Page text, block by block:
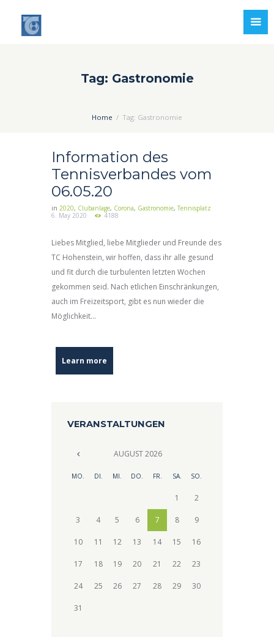
Tag: Gastronomie
Home Tag: Gastronomie
Information des
Tennisverbandes vom
06.05.20
in 2020, Clubanlage, Corona, Gastronomie, Tennisplatz
6. May 2020
4188
Liebes Mitglied, liebe Mitglieder und Freunde des
TC Hohenstein, wir hoffen, dass ihr alle gesund
und fit durch die turbulenten letzten Wochen
gekommen seid. Nach etlichen Einschränkungen,
auch im Freizeitsport, gibt es nun wieder die
Möglichkeit...
Learn more
VERANSTALTUNGEN
AUGUST2026
MO. DI. MI. DO. FR. SA. SO.
1 2
3 4 5 6 7 8 9
10 11 12 13 14 15 16
17 18 19 20 21 22 23
24 25 26 27 28 29 30
31